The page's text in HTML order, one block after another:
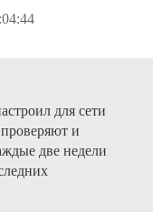
для сети
и
две недели